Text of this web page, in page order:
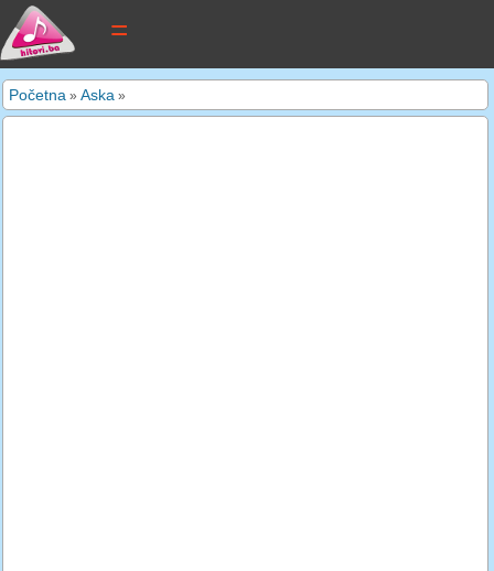
tekstovi pjesama
Početna » Aska »